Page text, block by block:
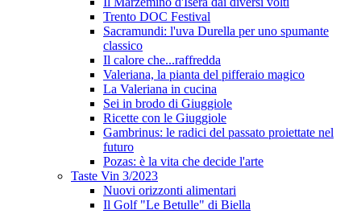
Trento DOC Festival
Sacramundi: l'uva Durella per uno spumante
classico
Il calore che...raffredda
Valeriana, la pianta del pifferaio magico
La Valeriana in cucina
Sei in brodo di Giuggiole
Ricette con le Giuggiole
Gambrinus: le radici del passato proiettate nel
futuro
Pozas: è la vita che decide l'arte
Taste Vin 3/2023
Nuovi orizzonti alimentari
Il Golf "Le Betulle" di Biella